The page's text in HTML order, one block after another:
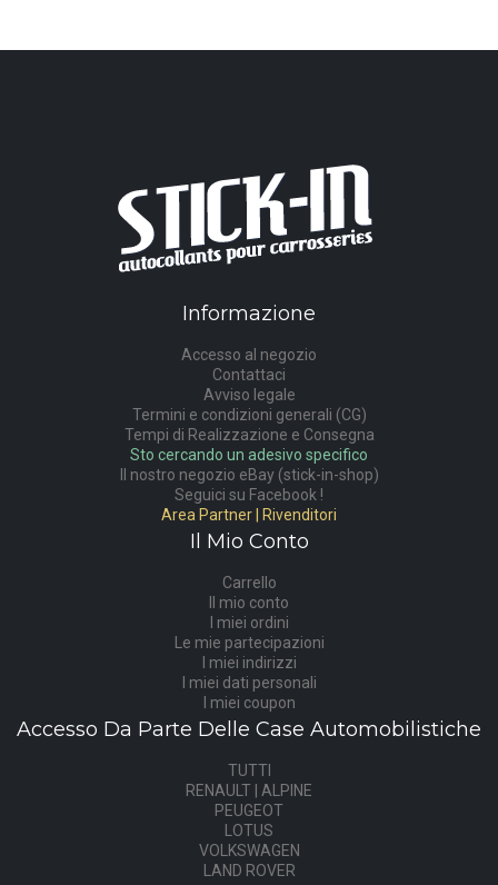
Informazione
Accesso al negozio
Contattaci
Avviso legale
Termini e condizioni generali (CG)
Tempi di Realizzazione e Consegna
Sto cercando un adesivo specifico
Il nostro negozio eBay (stick-in-shop)
Seguici su Facebook !
Area Partner | Rivenditori
Il Mio Conto
Carrello
Il mio conto
I miei ordini
Le mie partecipazioni
I miei indirizzi
I miei dati personali
I miei coupon
Accesso Da Parte Delle Case Automobilistiche
TUTTI
RENAULT | ALPINE
PEUGEOT
LOTUS
VOLKSWAGEN
LAND ROVER